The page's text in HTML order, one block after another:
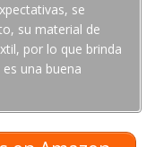
se
su material de
por lo que brinda
una buena